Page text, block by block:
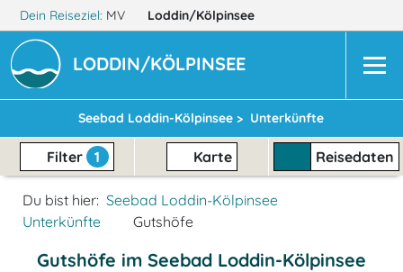
Dein Reiseziel: MV Loddin/Kölpinsee
LODDIN/KÖLPINSEE
Seebad Loddin-Kölpinsee > Unterkünfte
Filter 1 Karte Reisedaten
Du bist hier: Seebad Loddin-Kölpinsee
Unterkünfte
Gutshöfe
Gutshöfe im Seebad Loddin-Kölpinsee